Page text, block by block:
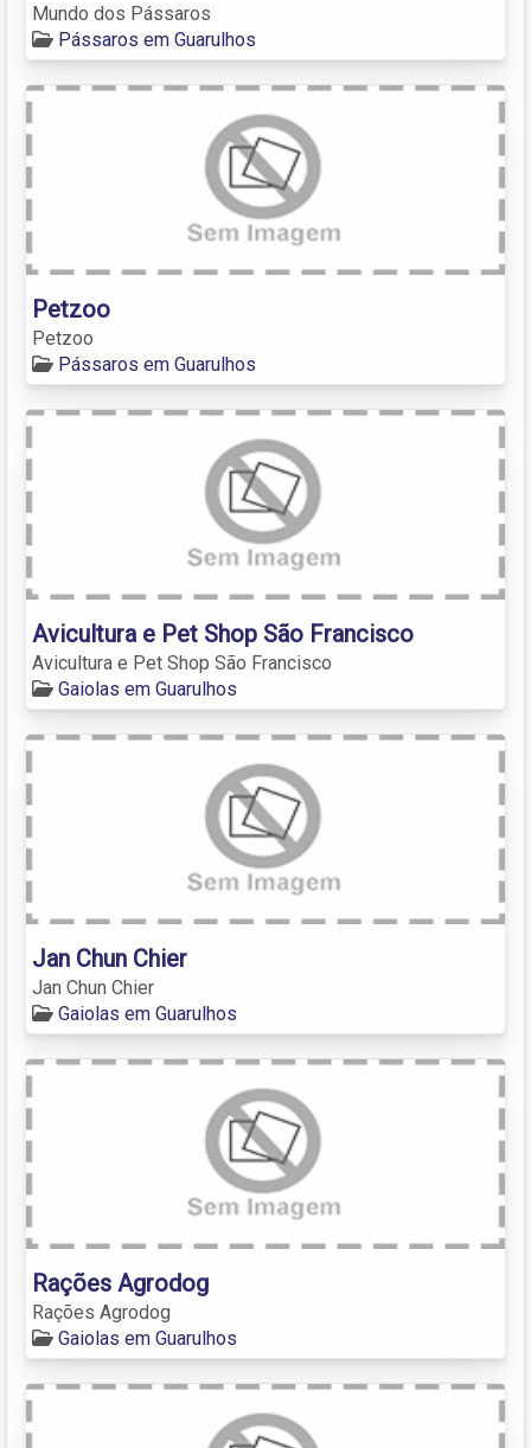
Mundo dos Pássaros
Pássaros em Guarulhos
Petzoo
Petzoo
Pássaros em Guarulhos
Avicultura e Pet Shop São Francisco
Avicultura e Pet Shop São Francisco
Gaiolas em Guarulhos
Jan Chun Chier
Jan Chun Chier
Gaiolas em Guarulhos
Rações Agrodog
Rações Agrodog
Gaiolas em Guarulhos